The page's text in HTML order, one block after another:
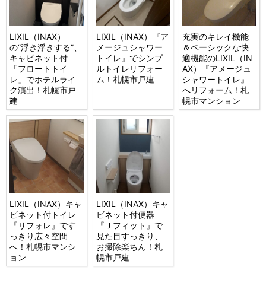
LIXIL（INAX）
の“浮き浮きする”、
キャビネット付
「フロートトイ
レ」でホテルライ
ク演出！札幌市戸
建
LIXIL（INAX）『ア
メージュシャワー
トイレ』でシンプ
ルトイレリフォー
ム！札幌市戸建
充実のキレイ機能
＆ベーシックな快
適機能のLIXIL（IN
AX）『アメージュ
シャワートイレ』
へリフォーム！札
幌市マンション
LIXIL（INAX）キャ
ビネット付トイレ
『リフォレ』です
っきり広々空間
へ！札幌市マンシ
ョン
LIXIL（INAX）キャ
ビネット付便器
『Ｊフィット』で
見た目すっきり、
お掃除楽ちん！札
幌市戸建